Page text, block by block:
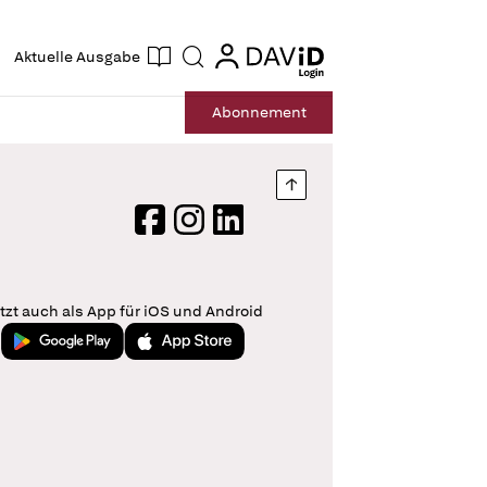
Aktuelle Ausgabe Suche login
login
Abonnement
Nach oben springen
FacebookInstagram
LinkedIn
auch als App für iOS und Android
Jetzt bei Google PlayLaden im App Store